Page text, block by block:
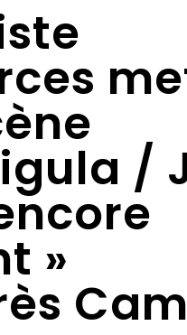
/
»